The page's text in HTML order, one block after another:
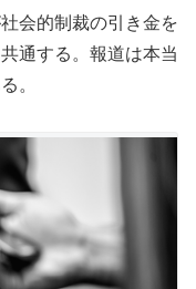
会的制裁の引き金を
通する。報道は本当
。